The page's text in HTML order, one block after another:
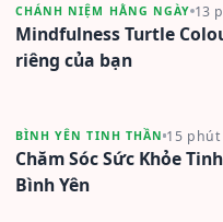
CHÁNH NIỆM HẰNG NGÀY 13
Mindfulness Turtle
riêng của bạn
BÌNH YÊN TINH THẦN 15 phút
Chăm Sóc Sức Khỏe
Bình Yên